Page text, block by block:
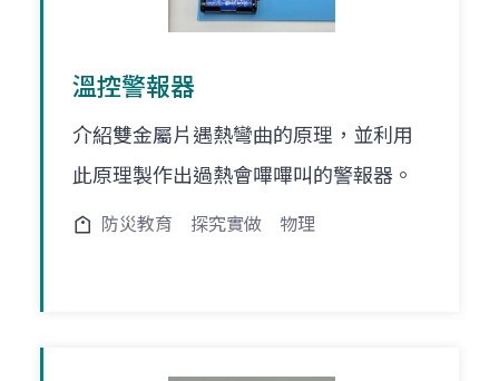
溫控警報器
介紹雙金屬片遇熱彎曲的原理，並利用
此原理製作出過熱會嗶嗶叫的警報器。
防災教育 探究實做 物理